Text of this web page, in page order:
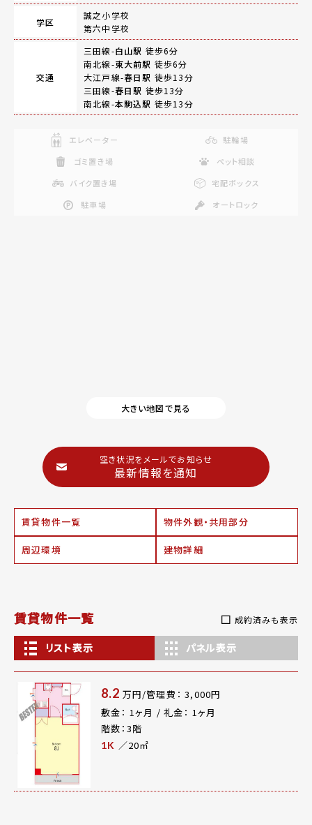
学区
誠之小学校
第六中学校
交通
三田線-白山駅 徒歩6分
南北線-東大前駅 徒歩6分
大江戸線-春日駅 徒歩13分
三田線-春日駅 徒歩13分
南北線-本駒込駅 徒歩13分
エレベーター
駐輪場
ゴミ置き場
ペット相談
バイク置き場
宅配ボックス
駐車場
オートロック
大きい地図で見る
空き状況をメールでお知らせ
最新情報を通知
賃貸物件一覧 物件外観・共用部分
周辺環境 建物詳細
賃貸物件一覧 成約済みも表示
リスト表示 パネル表示
8.2 万円/管理費： 3,000円
敷金： 1ヶ月 / 礼金： 1ヶ月
階数：3階
1K ／20㎡